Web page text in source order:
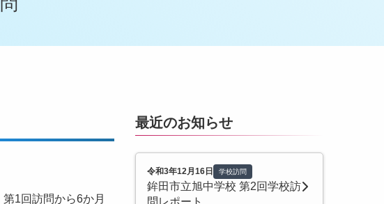
1回訪問から6か月
最近のお知らせ
令和3年12月16日 学校訪問
鉾田市立旭中学校 第2回学校訪
問レポート